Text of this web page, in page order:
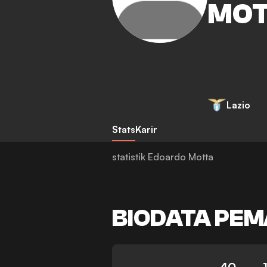
Lazio
StatsKarir
statistik Edoardo Motta
BIODATA